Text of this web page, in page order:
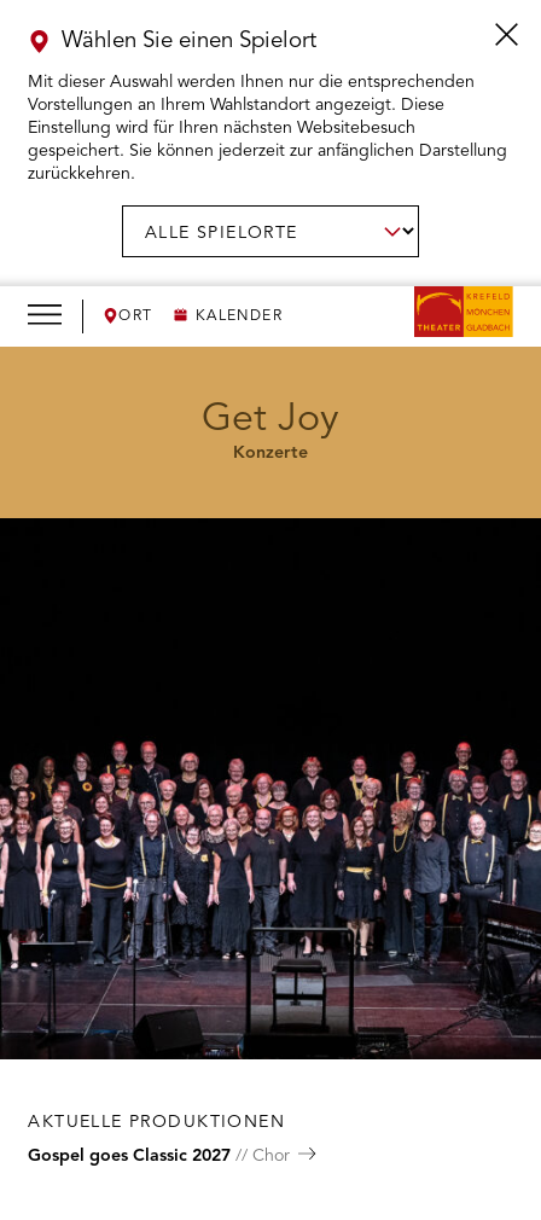
ORT KALENDER
Wählen Sie einen Spielort
Mit dieser Auswahl werden Ihnen nur die entsprechenden
Vorstellungen an Ihrem Wahlstandort angezeigt. Diese
Einstellung wird für Ihren nächsten Websitebesuch
gespeichert. Sie können jederzeit zur anfänglichen Darstellung
zurückkehren.
KARTENKAUF ÖFFNEN
WIR ÖFFNEN
DAS THEATER ÖFFNEN
Get Joy
Konzerte
AKTUELLE PRODUKTIONEN
Gospel goes Classic 2027 Chor